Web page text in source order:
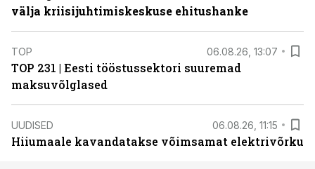
välja kriisijuhtimiskeskuse ehitushanke
TOP 06.08.26, 13:07
TOP 231 | Eesti tööstussektori suuremad
maksuvõlglased
UUDISED 06.08.26, 11:15
Hiiumaale kavandatakse võimsamat elektrivõrku